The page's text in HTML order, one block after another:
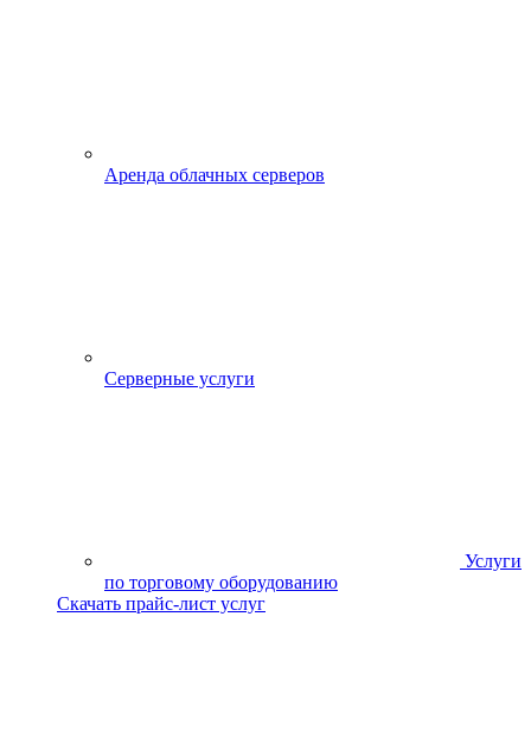
Аренда облачных серверов
Серверные услуги
Услуги
по торговому оборудованию
Скачать прайс-лист услуг